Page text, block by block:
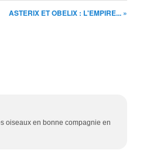
ASTERIX ET OBELIX : L'EMPIRE... »
oiseaux en bonne compagnie en